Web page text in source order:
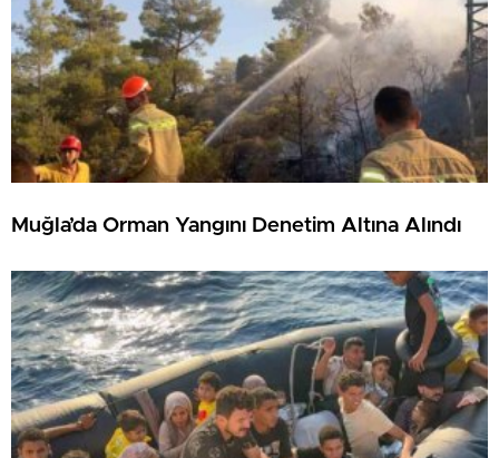
Muğla’da Orman Yangını Denetim Altına Alındı